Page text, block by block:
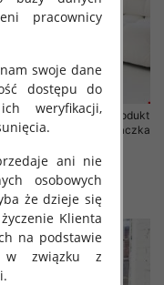
damskie (Polska produkt
2XL-4XL , Mix Kolor Paczka
68.00 zł
szczegóły
pracownicy
swoje dane
dostępu do
weryfikacji,
ani nie
osobowych
że dzieje się
Klienta
na podstawie
w związku z